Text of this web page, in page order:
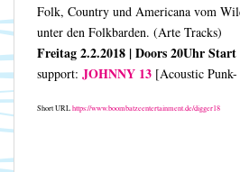
Folk, Country und Americana vom
unter den Folkbarden. (Arte Tracks)
Freitag 2.2.2018 | Doors 20Uhr
support: JOHNNY 13 [Acoustic
Short URLhttps://www.boombatzeentertainment.de/digger18